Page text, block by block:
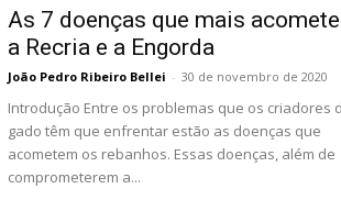
As 7 doenças que mais
a Recria e a Engorda
João Pedro Ribeiro Bellei - 30 de novembro de 2020
Introdução Entre os problemas que os criadores
gado têm que enfrentar estão as doenças que
acometem os rebanhos. Essas doenças, além de
comprometerem a...